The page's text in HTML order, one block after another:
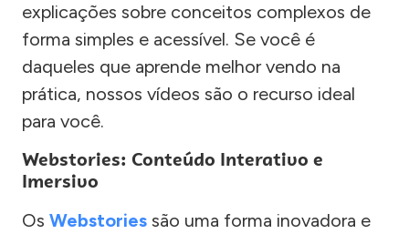
explicações sobre conceitos complexos de
forma simples e acessível. Se você é
daqueles que aprende melhor vendo na
prática, nossos vídeos são o recurso ideal
para você.
Webstories: Conteúdo Interativo e
Imersivo
Os Webstories são uma forma inovadora e